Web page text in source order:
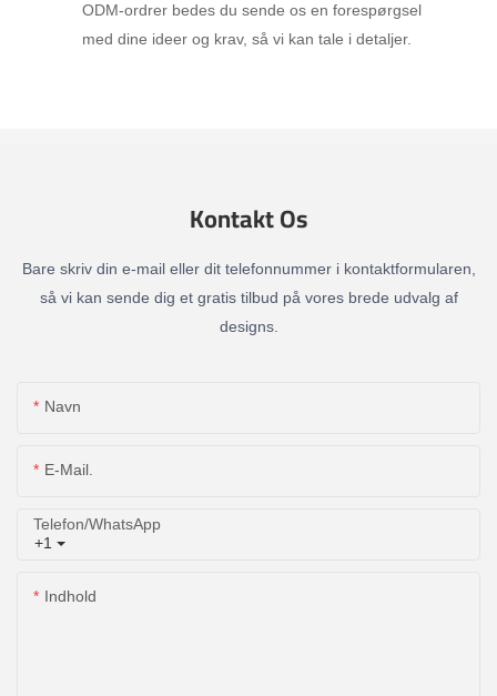
ODM-ordrer bedes du sende os en forespørgsel
med dine ideer og krav, så vi kan tale i detaljer.
Kontakt Os
Bare skriv din e-mail eller dit telefonnummer i kontaktformularen,
så vi kan sende dig et gratis tilbud på vores brede udvalg af
designs.
Navn
E-Mail.
+1
Telefon/whatsApp
Indhold